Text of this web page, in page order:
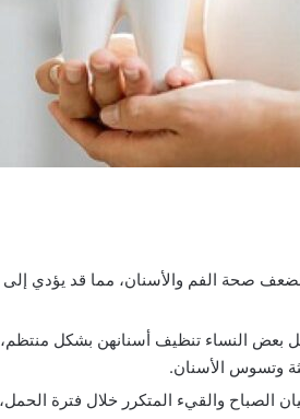
صحة الفم والأسنان، مما قد يؤدي
بعض النساء تنظيف أسنانهن بشكل
وتسوس الأسنان.
الصباح والقيء المتكرر خلال فترة